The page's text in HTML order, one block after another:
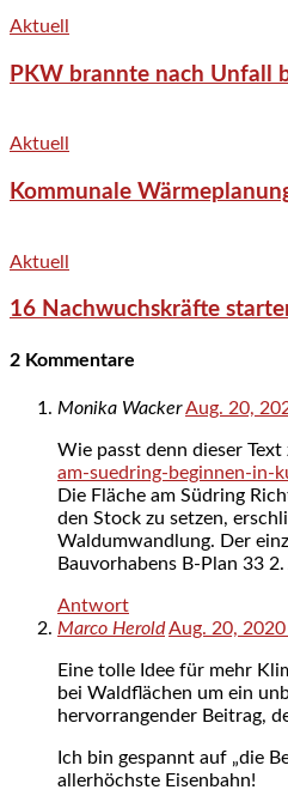
Aktuell
PKW brannte nach Unfall
Aktuell
Kommunale
Aktuell
16 Nachwuchskräfte
2 Kommentare
Monika WackerAug. 20,
Wie passt denn dieser
am-suedring-beginnen-in-
Die Fläche am Südring
den Stock zu setzen,
Waldumwandlung. Der
Bauvorhabens B-Plan 33
Antwort
Marco HeroldAug. 20,
Eine tolle Idee für mehr
bei Waldflächen um ein
hervorrangender Beitrag,
Ich bin gespannt auf „die
allerhöchste Eisenbahn!